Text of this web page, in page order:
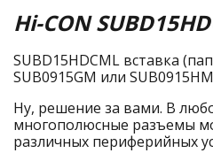
Hi-CON
SUBD15HDCML вставка
SUB0915GM или
Ну, решение за вами. В
многополюсные разъемы
различных периферийных